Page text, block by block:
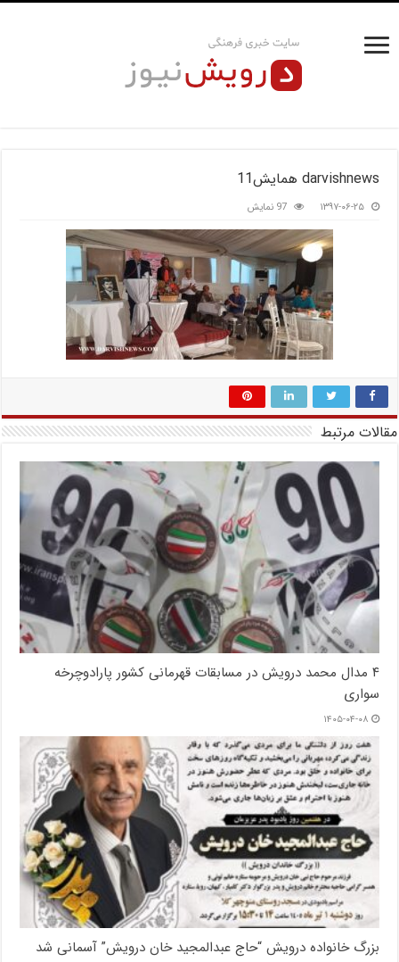
darvishnews همایش11
۱۳۹۷-۰۶-۲۵ 97 نمایش
مقالات مرتبط
۴ مدال محمد درویش در مسابقات قهرمانی کشور پارادوچرخه
سواری
۱۴۰۵-۰۴-۰۸
بزرگ خانواده درویش “حاج عبدالمجید خان درویش” آسمانی شد